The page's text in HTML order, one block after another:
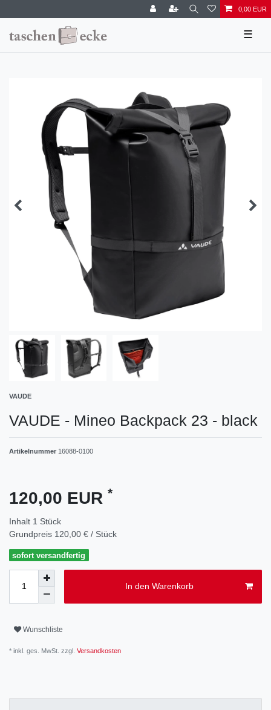
0,00 EUR
☰
VAUDE
VAUDE - Mineo Backpack 23 - black
Artikelnummer 16088-0100
120,00 EUR *
Inhalt 1 Stück
Grundpreis 120,00 € / Stück
sofort versandfertig
In den Warenkorb
Wunschliste
* inkl. ges. MwSt. zzgl. Versandkosten